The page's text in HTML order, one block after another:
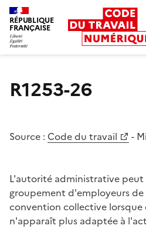
RÉPUBLIQUE
FRANÇAISE
R1253-26
Source : Code du travail -
L'autorité administrative peut
groupement d'employeurs
convention collective
n'apparaît plus adaptée à